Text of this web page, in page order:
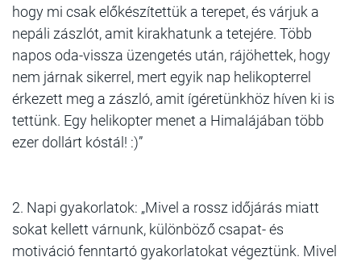
hogy mi csak előkészítettük a terepet, és várjuk a
nepáli zászlót, amit kirakhatunk a tetejére. Több
napos oda-vissza üzengetés után, rájöhettek, hogy
nem járnak sikerrel, mert egyik nap helikopterrel
érkezett meg a zászló, amit ígéretünkhöz híven ki is
tettünk. Egy helikopter menet a Himalájában több
ezer dollárt kóstál! :)”
2. Napi gyakorlatok: „Mivel a rossz időjárás miatt
sokat kellett várnunk, különböző csapat- és
motiváció fenntartó gyakorlatokat végeztünk. Mivel